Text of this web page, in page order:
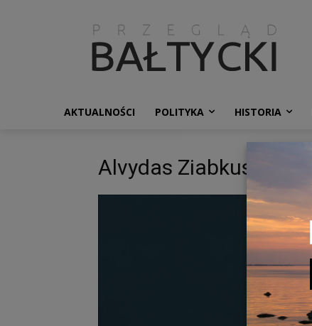
AKTUALNOŚCI POLITYKA HISTORIA
Alvydas Ziabkus